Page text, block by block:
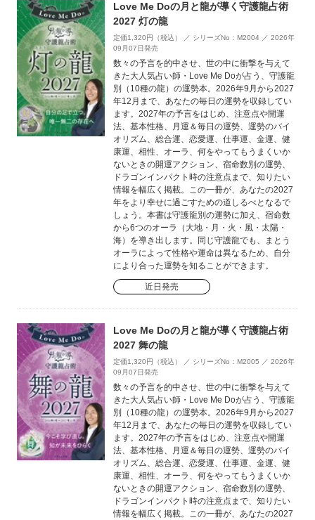
Love Me Doの月と龍が導く守護龍占術
2027 灯の龍
定価1,320円（税込） ／ シリーズNo：M2004 ／ 2026年
09月07日発売
数々の予言を的中させ、世の中に衝撃を与えて
きた大人気占い師・Love Me Doが占う、守護龍
別（10種の龍）の運勢本。2026年9月から2027
年12月まで、あなたの毎日の運勢を収録してい
ます。2027年の予言をはじめ、注意点や開運
法、基本性格、月運＆毎日の運勢、運勢のバイ
オリズム、総合運、恋愛運、仕事運、金運、健
康運、相性、オーラ、何をやってもうまくいか
ないときの開運アクション、宿命数別の運勢、
ドラゴンインパクト時の注意点まで、知りたい
情報を幅広く掲載。この一冊が、あなたの2027
年をより幸せに過ごすための道しるべとなるで
しょう。本書は守護龍別の運勢に加え、宿命数
から6つのオーラ（大地・月・火・風・太陽・
海）を導き出します。同じ守護龍でも、まとう
オーラによって性格や運命は異なるため、自分
により合った運勢を知ることができます。
近日発売
Love Me Doの月と龍が導く守護龍占術
2027 舞の龍
定価1,320円（税込） ／ シリーズNo：M2005 ／ 2026年
09月07日発売
数々の予言を的中させ、世の中に衝撃を与えて
きた大人気占い師・Love Me Doが占う、守護龍
別（10種の龍）の運勢本。2026年9月から2027
年12月まで、あなたの毎日の運勢を収録してい
ます。2027年の予言をはじめ、注意点や開運
法、基本性格、月運＆毎日の運勢、運勢のバイ
オリズム、総合運、恋愛運、仕事運、金運、健
康運、相性、オーラ、何をやってもうまくいか
ないときの開運アクション、宿命数別の運勢、
ドラゴンインパクト時の注意点まで、知りたい
情報を幅広く掲載。この一冊が、あなたの2027